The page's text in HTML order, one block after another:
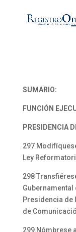
SUMARIO:
FUNCIÓN
PRESIDENCIA
297
Ley
298
Gubernamental
Presidencia de
de
299 Nómbrese